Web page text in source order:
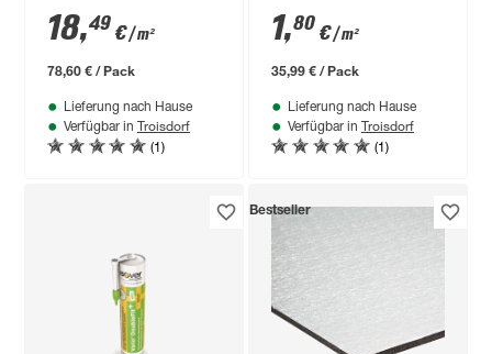
ZKF 1-031'
vlieskaschiert für
das Steildach 140
18,49 €/ m²
78,60 € / Pack
Lieferung nach Hause
Verfügbar in Troisdorf
(1)
'Difunorm' 1000 x
200 cm
1,80 €/ m²
35,99 € / Pack
Lieferung nach Hause
Verfügbar in Troisdorf
(1)
Bestseller